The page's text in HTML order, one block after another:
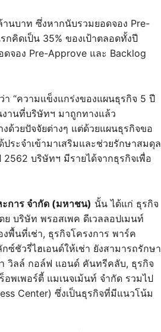
นบาท ซึ่งหากนับรวมยอดจอง Pre-
คิดเป็น 35% ของเป้าตลอดทั้งปี
จอง Pre-Approve และ Backlog
ว่า “ความแข็งแกร่งของแผนธุรกิจ 5 ปี
ำเนินงานที่บริษัทฯ มาถูกทางแล้ว
ด้วยปัจจัยต่างๆ แต่ด้วยแผนธุรกิจขอ
ระจำเข้ามาเสริมและช่วยรักษาสมดุล
บริษัทฯ มีรายได้จากธุรกิจเพื่อ
การ จำกัด (มหาชน) นั้น ได้แก่ ธุรกิจ
บริษัท พรอสเพค ดีเวลลอปเมนท์
พื้นที่เช่า, ธุรกิจโครงการ พาร์ค
วรี่ไฮเอนด์ให้เช่า ยังสามารถรักษา
วิลล์ กอล์ฟ แอนด์ คันทรีคลับ, ธุรกิจ
พเพอร์ตี้ แมเนจเม้นท์ จำกัด รวมไป
Center) ซึ่งเป็นธุรกิจที่มีแนวโน้ม